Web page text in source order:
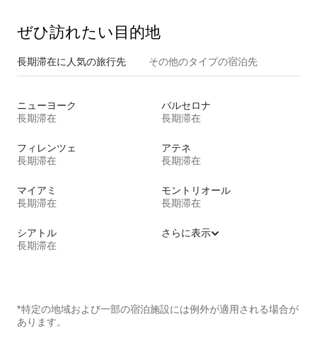
ぜひ訪⁠れ⁠た⁠い目⁠的⁠地
長期滞在に人気の旅行先 その他のタ⁠イ⁠プ⁠の宿⁠泊⁠先
ニューヨーク
長期滞在
バルセロナ
長期滞在
フィレンツェ
長期滞在
アテネ
長期滞在
マイアミ
長期滞在
モントリオール
長期滞在
シアトル
長期滞在
さらに表示
*特定の地域および一部の宿泊施設には例外が適用される場合が
あります。